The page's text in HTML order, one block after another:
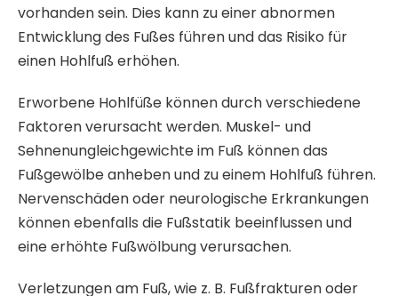
vorhanden sein. Dies kann zu einer abnormen
Entwicklung des Fußes führen und das Risiko für
einen Hohlfuß erhöhen.
Erworbene Hohlfüße können durch verschiedene
Faktoren verursacht werden. Muskel- und
Sehnenungleichgewichte im Fuß können das
Fußgewölbe anheben und zu einem Hohlfuß führen.
Nervenschäden oder neurologische Erkrankungen
können ebenfalls die Fußstatik beeinflussen und
eine erhöhte Fußwölbung verursachen.
Verletzungen am Fuß, wie z. B. Fußfrakturen oder